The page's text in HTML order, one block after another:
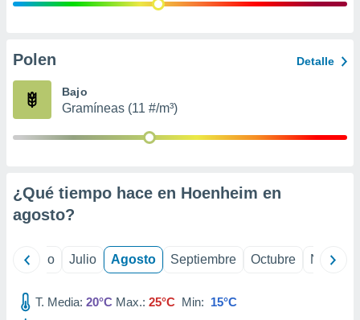
e
publicidad
Polen Detalle
Bajo
Gramíneas (11 #/m³)
¿Qué tiempo hace en Hoenheim en
agosto?
Junio Julio Agosto Septiembre Octubre
T. Media: 20°C Max.: 25°C Min: 15°C